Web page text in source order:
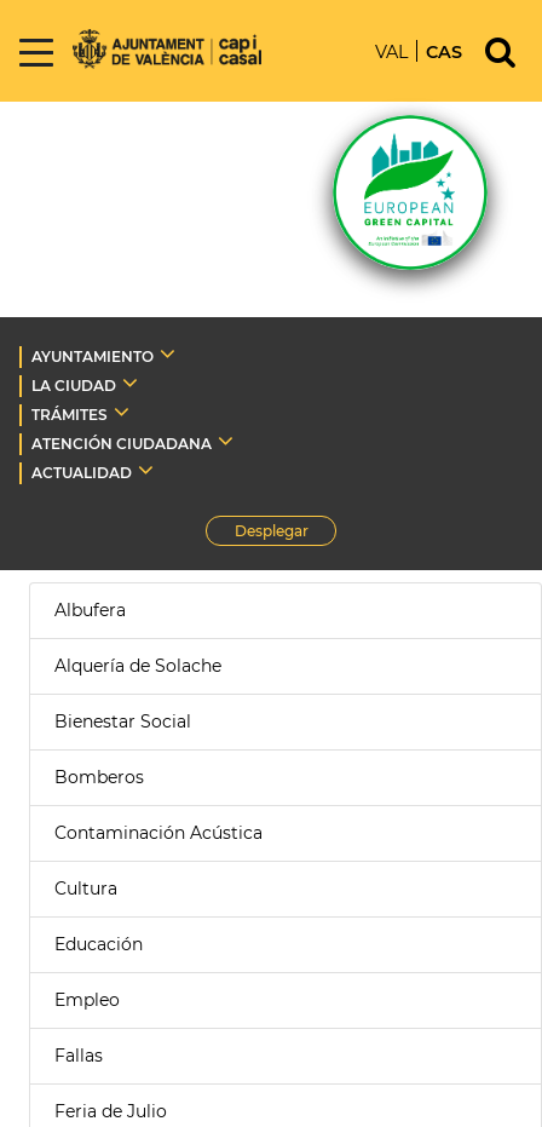
VAL CAS
AYUNTAMIENTO
LA CIUDAD
TRÁMITES
ATENCIÓN CIUDADANA
ACTUALIDAD
Desplegar
Albufera
Alquería de Solache
Bienestar Social
Bomberos
Contaminación Acústica
Cultura
Educación
Empleo
Fallas
Feria de Julio